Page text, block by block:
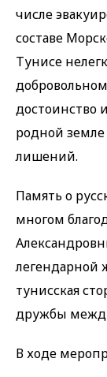
числе
составе
Тунисе
достоинство
родной
лишений.
Память о
многом
легендарной
тунисская
дружбы
В ходе